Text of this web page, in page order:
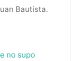
Bautista.
no supo